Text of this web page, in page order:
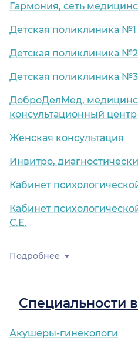
Гармония, сеть
Детская поликлиника
Детская поликлиника
Детская поликлиника
ДоброДелМед,
консультационный центр
Женская консультация
Инвитро,
Кабинет
Кабинет
С.Е.
Подробнее
Специальности
Акушеры-гинекологи